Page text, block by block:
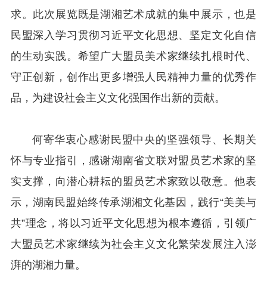
求。此次展览既是湖湘艺术成就的集中展示，也是
民盟深入学习贯彻习近平文化思想、坚定文化自信
的生动实践。希望广大盟员美术家继续扎根时代、
守正创新，创作出更多增强人民精神力量的优秀作
品，为建设社会主义文化强国作出新的贡献。
何寄华衷心感谢民盟中央的坚强领导、长期关
怀与专业指引，感谢湖南省文联对盟员艺术家的坚
实支撑，向潜心耕耘的盟员艺术家致以敬意。他表
示，湖南民盟始终传承湖湘文化基因，践行“美美与
共”理念，将以习近平文化思想为根本遵循，引领广
大盟员艺术家继续为社会主义文化繁荣发展注入澎
湃的湖湘力量。